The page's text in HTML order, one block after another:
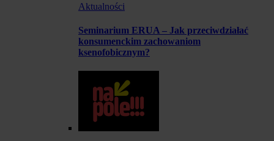
Aktualności
Seminarium ERUA – Jak przeciwdziałać
konsumenckim zachowaniom
ksenofobicznym?